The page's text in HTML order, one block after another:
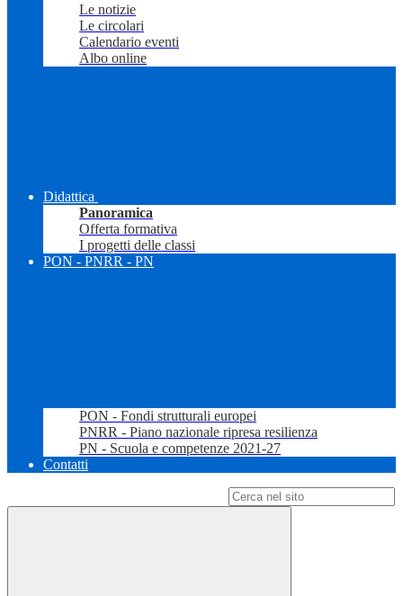
Le notizie
Le circolari
Calendario eventi
Albo online
Didattica
Panoramica
Offerta formativa
I progetti delle classi
PON - PNRR - PN
PON - Fondi strutturali europei
PNRR - Piano nazionale ripresa resilienza
PN - Scuola e competenze 2021-27
Contatti